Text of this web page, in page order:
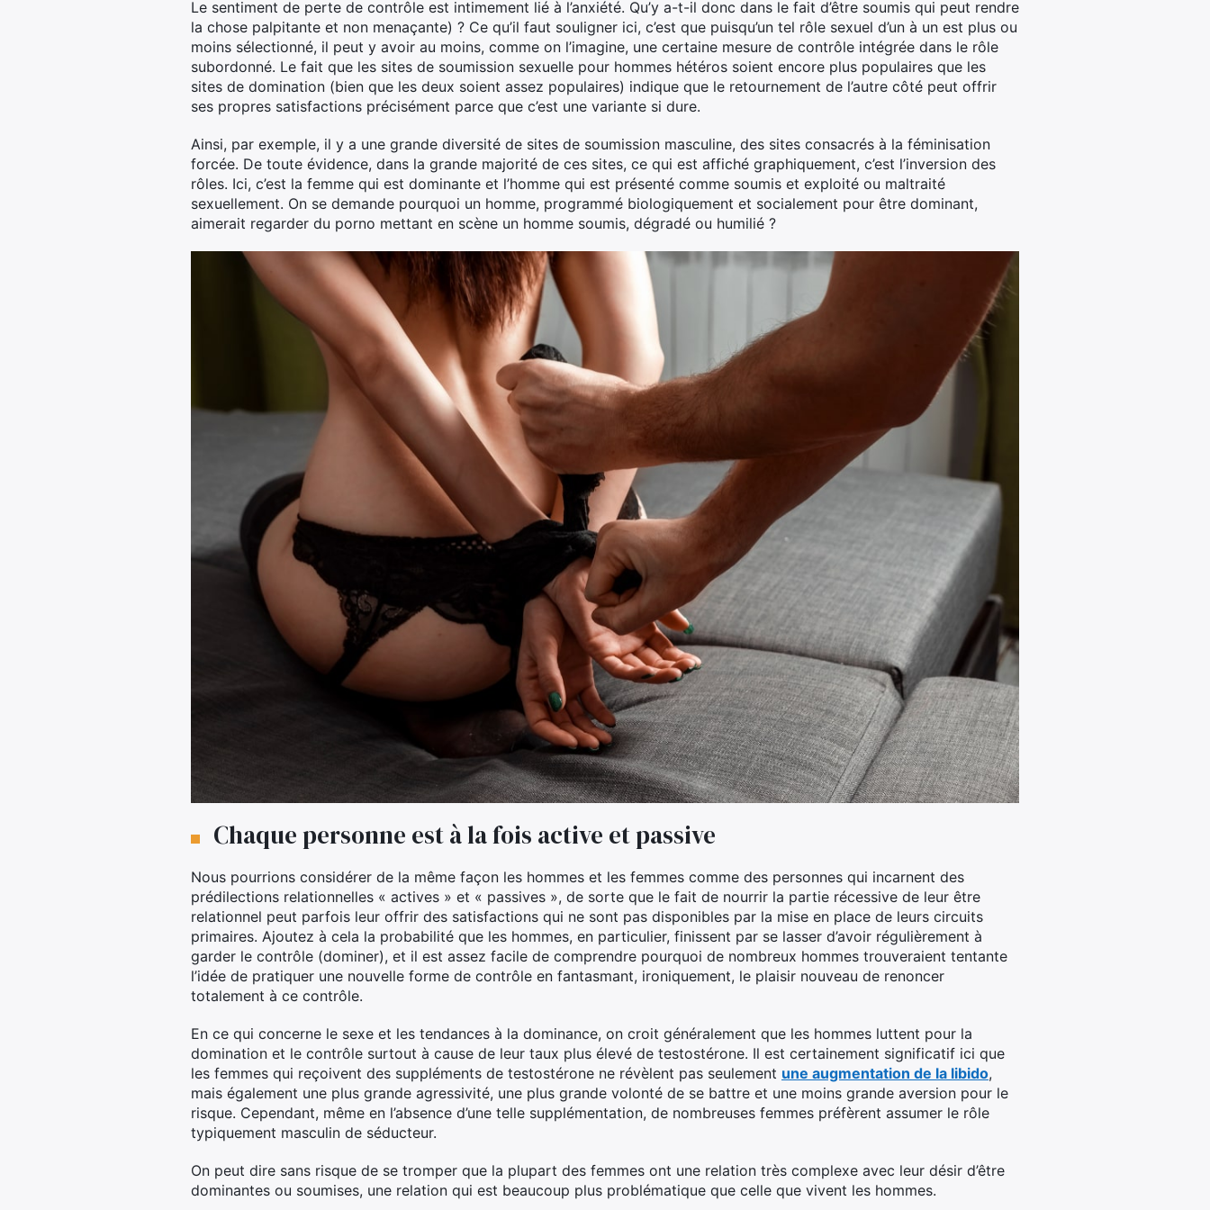
Le sentiment de perte de contrôle est intimement lié à l’anxiété. Qu’y a-t-il donc dans le fait d’être soumis qui peut rendre
la chose palpitante et non menaçante) ? Ce qu’il faut souligner ici, c’est que puisqu’un tel rôle sexuel d’un à un est plus ou
moins sélectionné, il peut y avoir au moins, comme on l’imagine, une certaine mesure de contrôle intégrée dans le rôle
subordonné. Le fait que les sites de soumission sexuelle pour hommes hétéros soient encore plus populaires que les
sites de domination (bien que les deux soient assez populaires) indique que le retournement de l’autre côté peut offrir
ses propres satisfactions précisément parce que c’est une variante si dure.
Ainsi, par exemple, il y a une grande diversité de sites de soumission masculine, des sites consacrés à la féminisation
forcée. De toute évidence, dans la grande majorité de ces sites, ce qui est affiché graphiquement, c’est l’inversion des
rôles. Ici, c’est la femme qui est dominante et l’homme qui est présenté comme soumis et exploité ou maltraité
sexuellement. On se demande pourquoi un homme, programmé biologiquement et socialement pour être dominant,
aimerait regarder du porno mettant en scène un homme soumis, dégradé ou humilié ?
Chaque personne est à la fois active et passive
Nous pourrions considérer de la même façon les hommes et les femmes comme des personnes qui incarnent des
prédilections relationnelles « actives » et « passives », de sorte que le fait de nourrir la partie récessive de leur être
relationnel peut parfois leur offrir des satisfactions qui ne sont pas disponibles par la mise en place de leurs circuits
primaires. Ajoutez à cela la probabilité que les hommes, en particulier, finissent par se lasser d’avoir régulièrement à
garder le contrôle (dominer), et il est assez facile de comprendre pourquoi de nombreux hommes trouveraient tentante
l’idée de pratiquer une nouvelle forme de contrôle en fantasmant, ironiquement, le plaisir nouveau de renoncer
totalement à ce contrôle.
En ce qui concerne le sexe et les tendances à la dominance, on croit généralement que les hommes luttent pour la
domination et le contrôle surtout à cause de leur taux plus élevé de testostérone. Il est certainement significatif ici que
les femmes qui reçoivent des suppléments de testostérone ne révèlent pas seulement une augmentation de la libido,
mais également une plus grande agressivité, une plus grande volonté de se battre et une moins grande aversion pour le
risque. Cependant, même en l’absence d’une telle supplémentation, de nombreuses femmes préfèrent assumer le rôle
typiquement masculin de séducteur.
On peut dire sans risque de se tromper que la plupart des femmes ont une relation très complexe avec leur désir d’être
dominantes ou soumises, une relation qui est beaucoup plus problématique que celle que vivent les hommes.